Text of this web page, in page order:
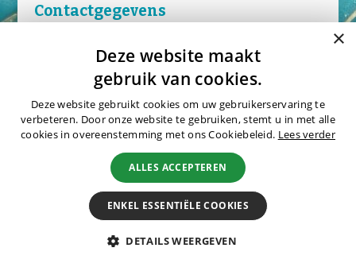
Fotografiereizen
OFFERTE
BLOGS
OVER MERU
Wie zijn wij?
Waarom Meru
Contactgegevens
Naam:
×
Deze website maakt
gebruik van cookies.
Deze website gebruikt cookies om uw gebruikerservaring te
verbeteren. Door onze website te gebruiken, stemt u in met alle
cookies in overeenstemming met ons Cookiebeleid. Lees verder
ALLES ACCEPTEREN
ENKEL ESSENTIËLE COOKIES
DETAILS WEERGEVEN